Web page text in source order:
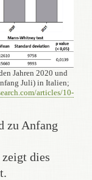
Jahren 2020 und
Juli) in Italien;
articles/10-
zu Anfang
dies